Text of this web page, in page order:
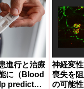
進行と治療
に（Blood
predict
神経変
喪失を
の可能